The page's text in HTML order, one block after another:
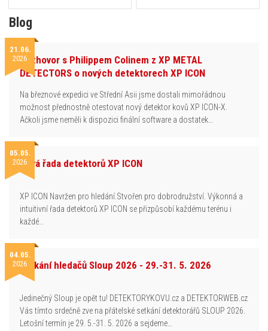
Blog
21.06.
2026Rozhovor s Philippem Colinem z XP METAL
DETECTORS o nových detektorech XP ICON
Na březnové expedici ve Střední Asii jsme dostali mimořádnou
možnost přednostně otestovat nový detektor kovů XP ICON-X.
Ačkoli jsme neměli k dispozici finální software a dostatek…
05.05.
2026Nová řada detektorů XP ICON
XP ICON Navržen pro hledání.Stvořen pro dobrodružství. Výkonná a
intuitivní řada detektorů XP ICON se přizpůsobí každému terénu i
každé…
04.05.
2026Setkání hledačů Sloup 2026 - 29.-31. 5. 2026
Jedinečný Sloup je opět tu! DETEKTORYKOVU.cz a DETEKTORWEB.cz
Vás tímto srdečně zve na přátelské setkání detektorářů SLOUP 2026.
Letošní termín je 29. 5.-31. 5. 2026 a sejdeme…